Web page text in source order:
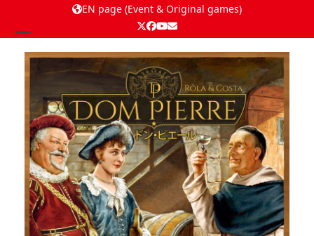
EN page (Event & Original games)
Twitter
Facebook
YouTube
Email
Open
mobile
menu
Close
mobile
menu